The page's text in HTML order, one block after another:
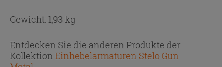
Gewicht: 1,93 kg
Entdecken Sie die anderen Produkte der
Kollektion Einhebelarmaturen Stelo Gun